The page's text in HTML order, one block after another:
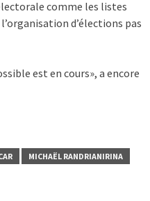
comme les listes
d’élections pas
est en cours», a encore
MICHAËL RANDRIANIRINA